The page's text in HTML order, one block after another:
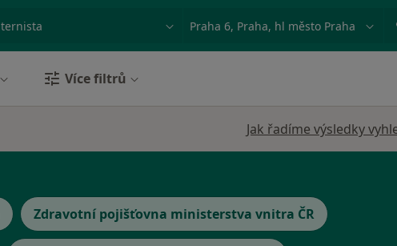
Město nebo region
Více filtrů
Jak řadíme výsledky
Zdravotní pojišťovna ministerstva vnitra ČR